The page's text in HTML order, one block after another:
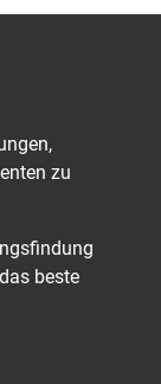
zu
beste